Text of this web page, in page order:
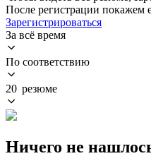
После регистрации покажем
Зарегистрироваться
За всё время
По соответствию
20 резюме
Ничего не